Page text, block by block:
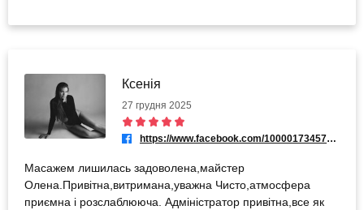
Ксенія
27 грудня 2025
https://www.facebook.com/100001734571223
Масажем лишилась задоволена,майстер
Олена.Привітна,витримана,уважна Чисто,атмосфера
приємна і розслаблююча. Адміністратор привітна,все як